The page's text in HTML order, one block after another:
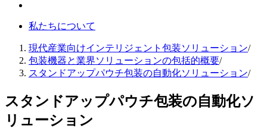
私たちについて
現代産業向けインテリジェント包装ソリューション/
包装機器と業界ソリューションの包括的概要/
スタンドアップパウチ包装の自動化ソリューション/
スタンドアップパウチ包装の自動化ソ
リューション